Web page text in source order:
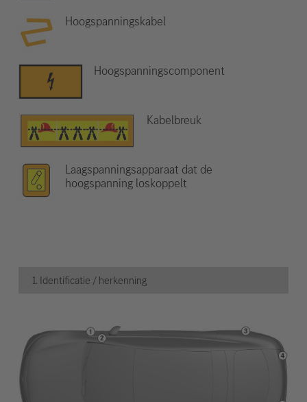
Hoogspanningskabel
Hoogspanningscomponent
Kabelbreuk
Laagspanningsapparaat dat de
hoogspanning loskoppelt
1. Identificatie / herkenning